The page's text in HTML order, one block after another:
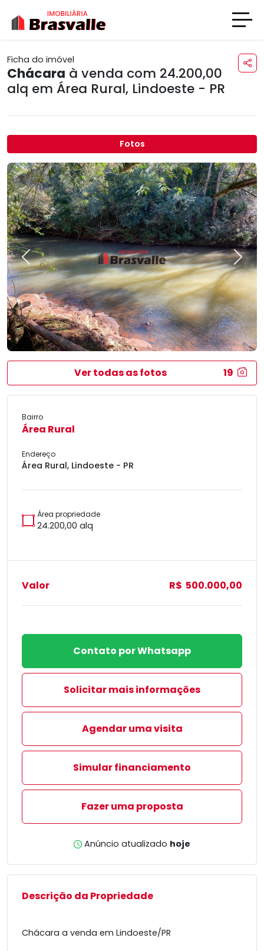
Ficha do imóvel
Chácara à venda com 24.200,00
alq em Área Rural, Lindoeste - PR
Fotos
Previous Next
Ver todas as fotos 19
Bairro
Área Rural
Endereço
Área Rural, Lindoeste - PR
Área propriedade
24.200,00 alq
Valor R$ 500.000,00
Contato por Whatsapp
Solicitar mais informações
Agendar uma visita
Simular financiamento
Fazer uma proposta
Anúncio atualizado hoje
Descrição da Propriedade
Chácara a venda em Lindoeste/PR